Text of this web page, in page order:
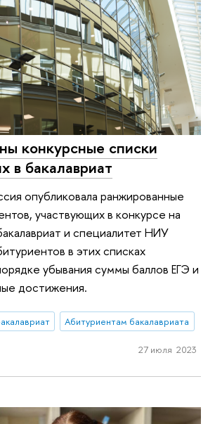
конкурсные списки
в бакалавриат
опубликовала ранжированные
участвующих в конкурсе на
и специалитет НИУ
в этих списках
убывания суммы баллов ЕГЭ и
достижения.
Абитуриентам бакалавриата
27 июля 2023